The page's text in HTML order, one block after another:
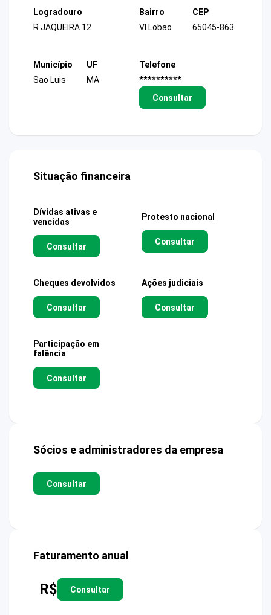
Logradouro
R JAQUEIRA 12
Bairro
Vl Lobao
CEP
65045-863
Município
Sao Luis
UF
MA
Telefone
**********
Consultar
Situação financeira
Dívidas ativas e
vencidas
Consultar
Protesto nacional
Consultar
Cheques devolvidos
Consultar
Ações judiciais
Consultar
Participação em
falência
Consultar
Sócios e administradores da empresa
Consultar
Faturamento anual
R$ Consultar